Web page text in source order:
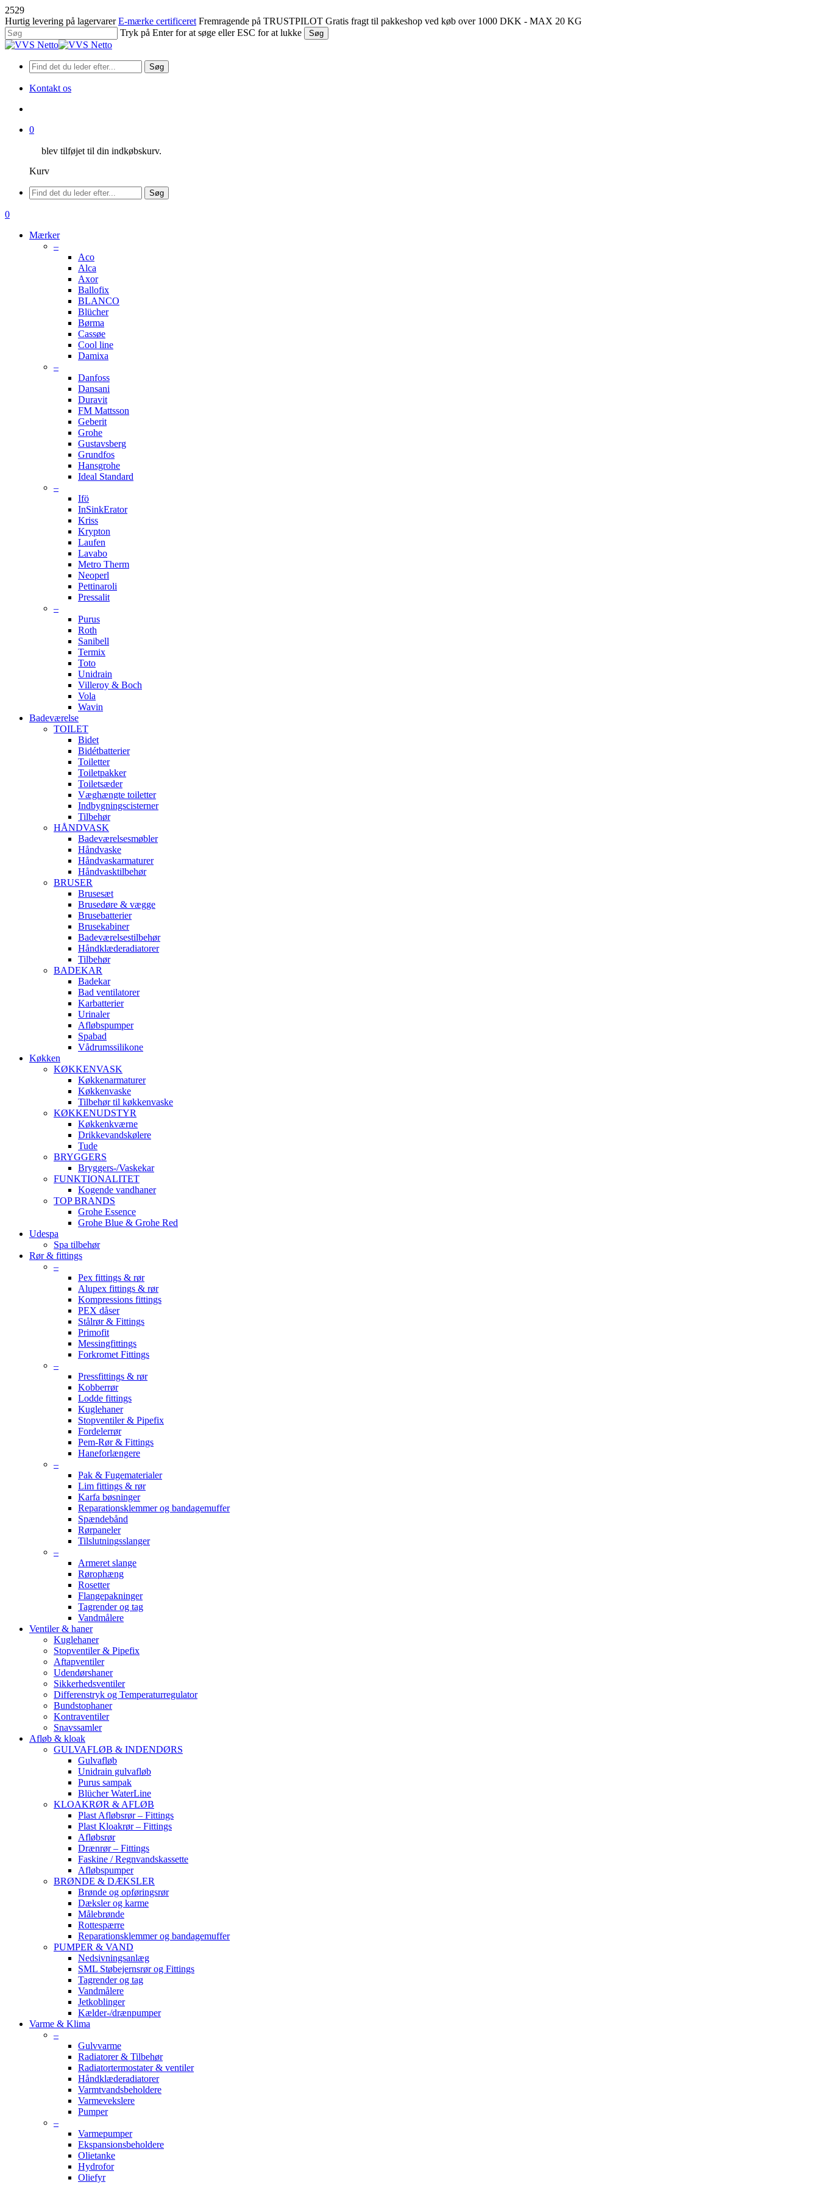
2529Spring
til
Hurtig levering på lagervarer E-mærke certificeret Fremragende på TRUSTPILOT Gratis fragt til pakkeshop ved køb over 1000 DKK - MAX 20 KG
Tryk på Enter for at søge eller ESC for at lukke
Søg
Luk
Søg
Kontakt os
0
blev tilføjet til din indkøbskurv.
Kurv
Menu
Søg
søge
0
Mærker
–
Aco
Alca
Axor
Ballofix
BLANCO
Blücher
Børma
Cassøe
Cool line
Damixa
–
Danfoss
Dansani
Duravit
FM Mattsson
Geberit
Grohe
Gustavsberg
Grundfos
Hansgrohe
Ideal Standard
–
Ifö
InSinkErator
Kriss
Krypton
Laufen
Lavabo
Metro Therm
Neoperl
Pettinaroli
Pressalit
–
Purus
Roth
Sanibell
Termix
Toto
Unidrain
Villeroy & Boch
Vola
Wavin
Badeværelse
TOILET
Bidet
Bidétbatterier
Toiletter
Toiletpakker
Toiletsæder
Væghængte toiletter
Indbygningscisterner
Tilbehør
HÅNDVASK
Badeværelsesmøbler
Håndvaske
Håndvaskarmaturer
Håndvasktilbehør
BRUSER
Brusesæt
Brusedøre & vægge
Brusebatterier
Brusekabiner
Badeværelsestilbehør
Håndklæderadiatorer
Tilbehør
BADEKAR
Badekar
Bad ventilatorer
Karbatterier
Urinaler
Afløbspumper
Spabad
Vådrumssilikone
Køkken
KØKKENVASK
Køkkenarmaturer
Køkkenvaske
Tilbehør til køkkenvaske
KØKKENUDSTYR
Køkkenkværne
Drikkevandskølere
Tude
BRYGGERS
Bryggers-/Vaskekar
FUNKTIONALITET
Kogende vandhaner
TOP BRANDS
Grohe Essence
Grohe Blue & Grohe Red
Udespa
Spa tilbehør
Rør & fittings
–
Pex fittings & rør
Alupex fittings & rør
Kompressions fittings
PEX dåser
Stålrør & Fittings
Primofit
Messingfittings
Forkromet Fittings
–
Pressfittings & rør
Kobberrør
Lodde fittings
Kuglehaner
Stopventiler & Pipefix
Fordelerrør
Pem-Rør & Fittings
Haneforlængere
–
Pak & Fugematerialer
Lim fittings & rør
Karfa bøsninger
Reparationsklemmer og bandagemuffer
Spændebånd
Rørpaneler
Tilslutningsslanger
–
Armeret slange
Rørophæng
Rosetter
Flangepakninger
Tagrender og tag
Vandmålere
Ventiler & haner
Kuglehaner
Stopventiler & Pipefix
Aftapventiler
Udendørshaner
Sikkerhedsventiler
Differenstryk og Temperaturregulator
Bundstophaner
Kontraventiler
Snavssamler
Afløb & kloak
GULVAFLØB & INDENDØRS
Gulvafløb
Unidrain gulvafløb
Purus sampak
Blücher WaterLine
KLOAKRØR & AFLØB
Plast Afløbsrør – Fittings
Plast Kloakrør – Fittings
Afløbsrør
Drænrør – Fittings
Faskine / Regnvandskassette
Afløbspumper
BRØNDE & DÆKSLER
Brønde og opføringsrør
Dæksler og karme
Målebrønde
Rottespærre
Reparationsklemmer og bandagemuffer
PUMPER & VAND
Nedsivningsanlæg
SML Støbejernsrør og Fittings
Tagrender og tag
Vandmålere
Jetkoblinger
Kælder-/drænpumper
Varme & Klima
–
Gulvvarme
Radiatorer & Tilbehør
Radiatortermostater & ventiler
Håndklæderadiatorer
Varmtvandsbeholdere
Varmevekslere
Pumper
–
Varmepumper
Ekspansionsbeholdere
Olietanke
Hydrofor
Oliefyr